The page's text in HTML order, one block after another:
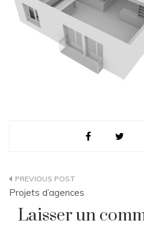
Navigation
de
Projets d’agences
Laisser un